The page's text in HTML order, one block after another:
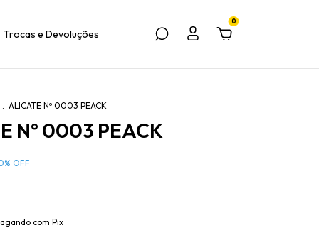
Trocas e Devoluções
0
ALICATE Nº 0003 PEACK
Nº 0003 PEACK
% OFF
com Pix